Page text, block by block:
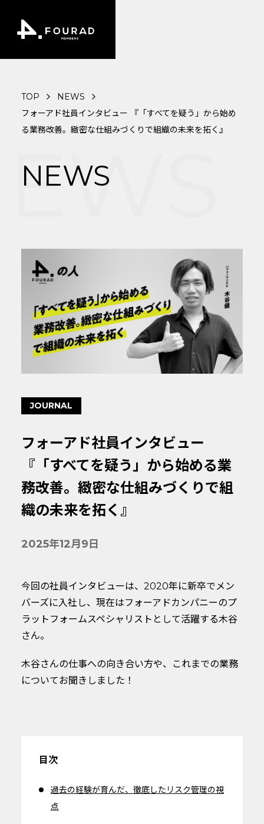
TOP
NEWS
フォーアド社員インタビュー 『「すべてを疑う」から始め
る業務改善。緻密な仕組みづくりで組織の未来を拓く』
NEWS
JOURNAL
フォーアド社員インタビュー
『「すべてを疑う」から始める業
務改善。緻密な仕組みづくりで組
織の未来を拓く』
2025年12月9日
今回の社員インタビューは、2020年に新卒でメン
バーズに入社し、現在はフォーアドカンパニーのプ
ラットフォームスペシャリストとして活躍する木谷
さん。
木谷さんの仕事への向き合い方や、これまでの業務
についてお聞きしました！
目次
過去の経験が育んだ、徹底したリスク管理の視
点